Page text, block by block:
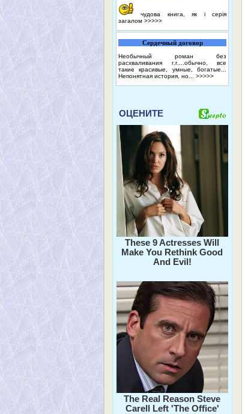
чудова книга, як і серія
загалом >>>>>
Сердечный договор
Необычный роман без
расхваливания г.г....обычно, все
такие красивые, умные, богатые...
Непонятная история, но... >>>>>
ОЦЕНИТЕ
These 9 Actresses Will
Make You Rethink Good
And Evil!
The Real Reason Steve
Carell Left 'The Office'